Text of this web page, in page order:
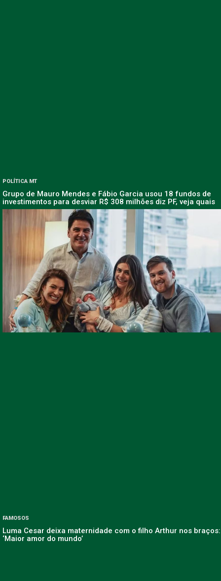
POLÍTICA MT
Grupo de Mauro Mendes e Fábio Garcia usou 18 fundos de
investimentos para desviar R$ 308 milhões diz PF, veja quais
FAMOSOS
Luma Cesar deixa maternidade com o filho Arthur nos braços:
‘Maior amor do mundo’